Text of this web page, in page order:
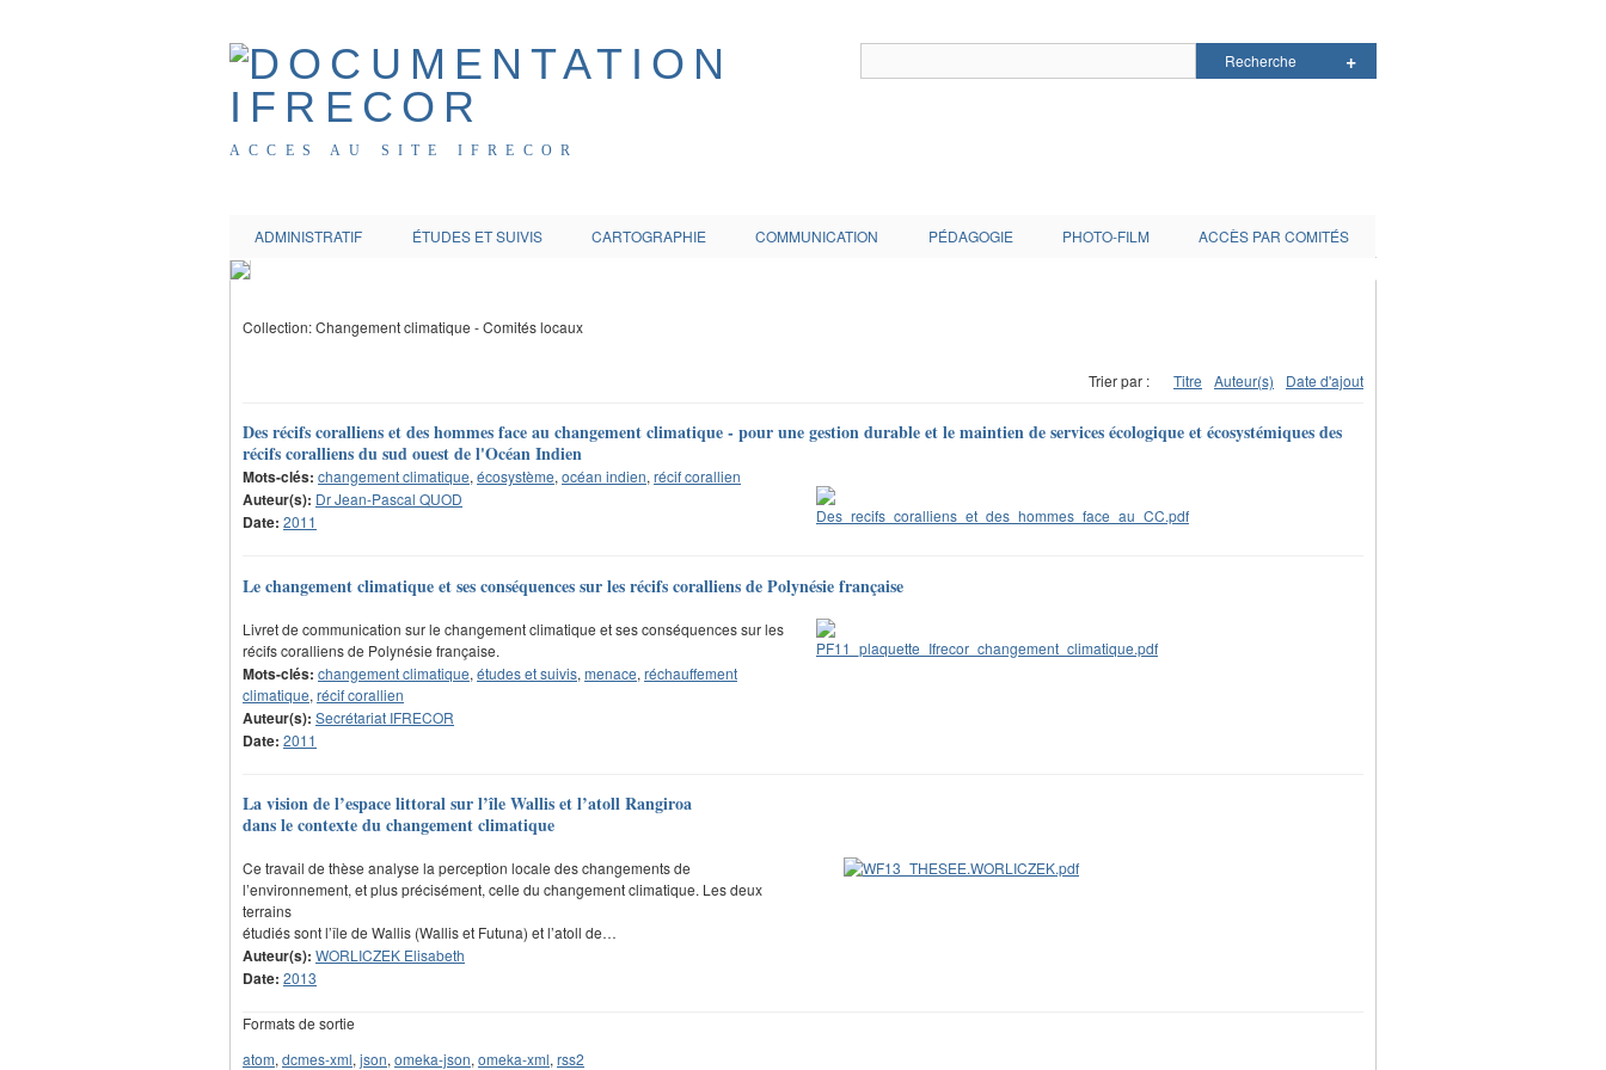
ACCES AU SITE IFRECOR
ADMINISTRATIF ÉTUDES ET SUIVIS CARTOGRAPHIE COMMUNICATION PÉDAGOGIE PHOTO-FILM ACCÈS PAR COMITÉS
Collection: Changement climatique - Comités locaux
Trier par : Titre Auteur(s) Date d'ajout
Des récifs coralliens et des hommes face au changement climatique - pour une gestion durable et le maintien de services écologique et écosystémiques des
récifs coralliens du sud ouest de l'Océan Indien
Mots-clés: changement climatique, écosystème, océan indien, récif corallien
Auteur(s): Dr Jean-Pascal QUOD
Date: 2011
Le changement climatique et ses conséquences sur les récifs coralliens de Polynésie française
Livret de communication sur le changement climatique et ses conséquences sur les
récifs coralliens de Polynésie française.
Mots-clés: changement climatique, études et suivis, menace, réchauffement
climatique, récif corallien
Auteur(s): Secrétariat IFRECOR
Date: 2011
La vision de l’espace littoral sur l’île Wallis et l’atoll Rangiroa
dans le contexte du changement climatique
Ce travail de thèse analyse la perception locale des changements de
l’environnement, et plus précisément, celle du changement climatique. Les deux
terrains
étudiés sont l’île de Wallis (Wallis et Futuna) et l’atoll de…
Auteur(s): WORLICZEK Elisabeth
Date: 2013
Formats de sortie
atom, dcmes-xml, json, omeka-json, omeka-xml, rss2